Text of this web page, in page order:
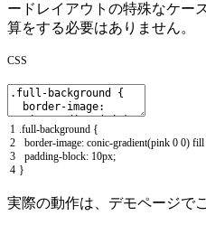
ードレイアウトの特殊なケー
算をする必要はありません。
CSS
1
2
3
4
.full-background {
border-image: conic-gradient(pink 0 0) fill
padding-block: 10px;
}
実際の動作は、デモページで